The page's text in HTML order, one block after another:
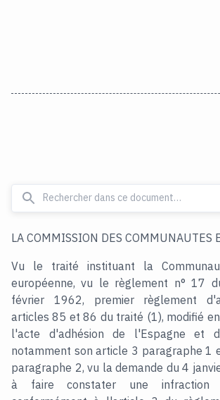
LA COMMISSION DES COMMUNAUTES
Vu le traité instituant la
européenne, vu le règlement n° 17
février 1962, premier règlement
articles 85 et 86 du traité (1), modifié
l'acte d'adhésion de l'Espagne et
notamment son article 3 paragraphe 1
paragraphe 2, vu la demande du 4
à faire constater une infraction